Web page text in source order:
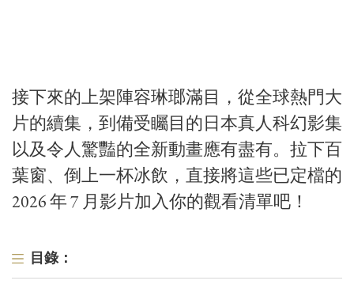
接下來的上架陣容琳瑯滿目，從全球熱門大
片的續集，到備受矚目的日本真人科幻影集
以及令人驚豔的全新動畫應有盡有。拉下百
葉窗、倒上一杯冰飲，直接將這些已定檔的
2026 年 7 月影片加入你的觀看清單吧！
目錄：